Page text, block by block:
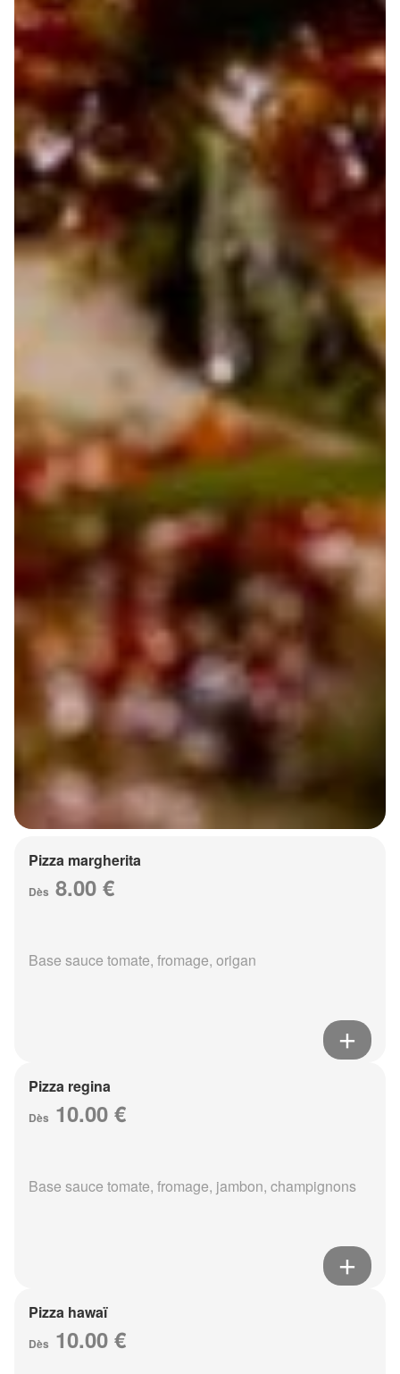
Pizza margherita
Dès 8.00 €
Base sauce tomate, fromage, origan
Pizza regina
Dès 10.00 €
Base sauce tomate, fromage, jambon, champignons
Pizza hawaï
Dès 10.00 €